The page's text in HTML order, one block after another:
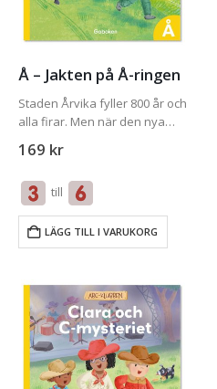
Å – Jakten på Å-ringen
Staden Årvika fyller 800 år och
alla firar. Men när den nya
”Åååååh!” från åskådarna.
ABC-klubben tar upp
jakten,men ringen…
169 kr
till
LÄGG TILL I VARUKORG